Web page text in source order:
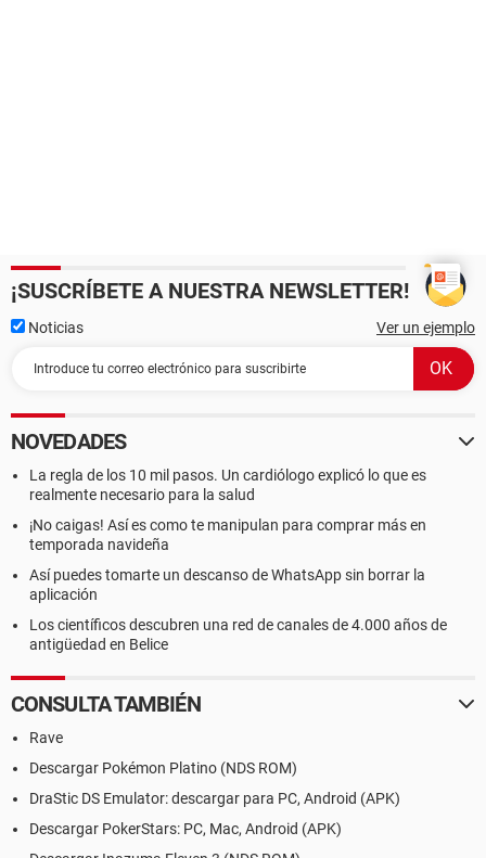
¡SUSCRÍBETE A NUESTRA NEWSLETTER!
Noticias Ver un ejemplo
NOVEDADES
La regla de los 10 mil pasos. Un cardiólogo explicó lo que es
realmente necesario para la salud
¡No caigas! Así es como te manipulan para comprar más en
temporada navideña
Así puedes tomarte un descanso de WhatsApp sin borrar la
aplicación
Los científicos descubren una red de canales de 4.000 años de
antigüedad en Belice
CONSULTA TAMBIÉN
Rave
Descargar Pokémon Platino (NDS ROM)
DraStic DS Emulator: descargar para PC, Android (APK)
Descargar PokerStars: PC, Mac, Android (APK)